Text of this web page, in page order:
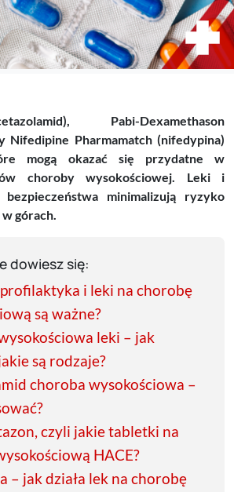
Pabi-Dexamethason
Nifedipine Pharmamatch (nifedypina)
mogą okazać się przydatne w
choroby wysokościowej. Leki i
bezpieczeństwa minimalizują ryzyko
górach.
dowiesz się:
i leki na chorobę
są ważne?
leki – jak
są rodzaje?
choroba wysokościowa –
czyli jakie tabletki na
HACE?
– jak działa lek na chorobę